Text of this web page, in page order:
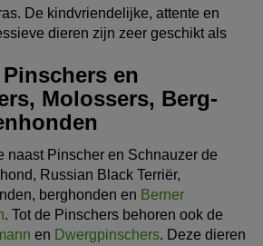
De kindvriendelijke, attente en
dieren zijn zeer geschikt als
en
Molossers, Berg-
naast Pinscher en Schnauzer de
Russian Black Terriër,
berghonden en Berner
. Tot de Pinschers behoren ook de
en Dwergpinschers. Deze dieren